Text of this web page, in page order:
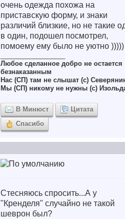
очень одежда похожа на
приставскую форму, и знаки
различий близкие, но не такие
в один, подошел посмотрел,
помоему ему было не уютно )))))
Любое сделанное добро не остается
безнаказанным
Нас (СП) там не слышат (с)
Мы (СП) никому не нужны (с)
В Минюст
Цитата
Спасибо
Стесняюсь спросить...А у
"Кренделя" случайно не такой
шеврон был?